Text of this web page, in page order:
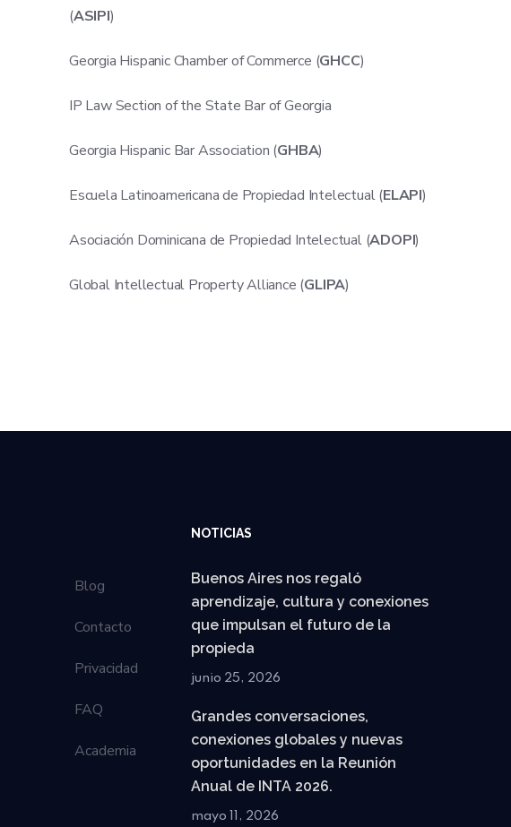
(ASIPI)
Georgia Hispanic Chamber of Commerce (GHCC)
IP Law Section of the State Bar of Georgia
Georgia Hispanic Bar Association (GHBA)
Escuela Latinoamericana de Propiedad Intelectual (ELAPI)
Asociación Dominicana de Propiedad Intelectual (ADOPI)
Global Intellectual Property Alliance (GLIPA)
Blog
Contacto
Privacidad
FAQ
Academia
NOTICIAS
Buenos Aires nos regaló
aprendizaje, cultura y conexiones
que impulsan el futuro de la
propieda
junio 25, 2026
Grandes conversaciones,
conexiones globales y nuevas
oportunidades en la Reunión
Anual de INTA 2026.
mayo 11, 2026